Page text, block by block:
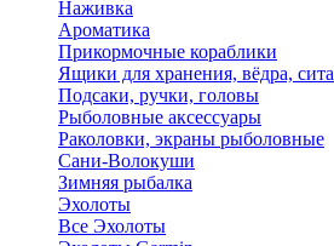
Наживка
Ароматика
Прикормочные кораблики
Ящики для хранения, вёдра, сита
Подсаки, ручки, головы
Рыболовные аксессуары
Раколовки, экраны рыболовные
Сани-Волокуши
Зимняя рыбалка
Эхолоты
Все Эхолоты